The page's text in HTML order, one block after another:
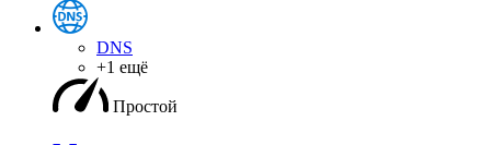
DNS
+1 ещё
Простой